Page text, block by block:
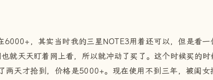
6000+，其实当时我的三星NOTE3用着还可以，但是看一
就天天盯着网上看，所以就冲动了买了。这个时候买的时
两天才抢到，价格是5000+。现在使用不到三年，被闺女